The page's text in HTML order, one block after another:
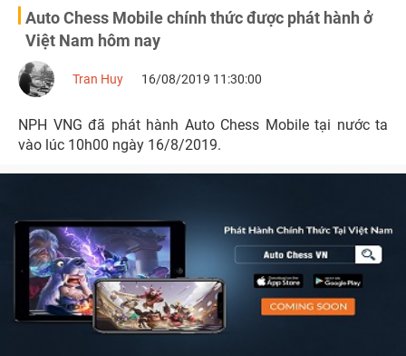
Auto Chess Mobile chính thức được phát hành ở
Việt Nam hôm nay
Tran Huy 16/08/2019 11:30:00
NPH VNG đã phát hành Auto Chess Mobile tại nước ta
vào lúc 10h00 ngày 16/8/2019.